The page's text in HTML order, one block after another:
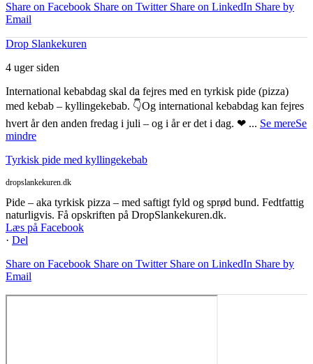
Share on Facebook Share on Twitter Share on LinkedIn Share by
Email
Drop Slankekuren
4 uger siden
International kebabdag skal da fejres med en tyrkisk pide (pizza)
med kebab – kyllingekebab. 👇Og international kebabdag kan fejres
hvert år den anden fredag i juli – og i år er det i dag. ❤ ... Se mereSe
mindre
Tyrkisk pide med kyllingekebab
dropslankekuren.dk
Pide – aka tyrkisk pizza – med saftigt fyld og sprød bund. Fedtfattig
naturligvis. Få opskriften på DropSlankekuren.dk.
Læs på Facebook
· Del
Share on Facebook Share on Twitter Share on LinkedIn Share by
Email